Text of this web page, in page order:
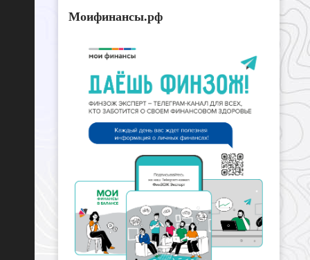
Моифинансы.рф